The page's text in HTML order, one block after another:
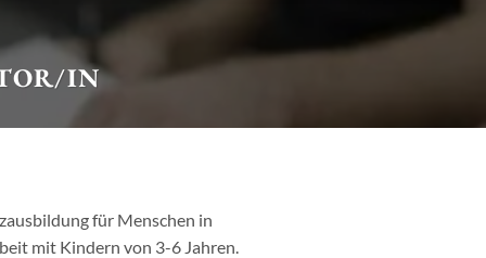
IN
für Menschen in
mit Kindern von 3-6 Jahren.